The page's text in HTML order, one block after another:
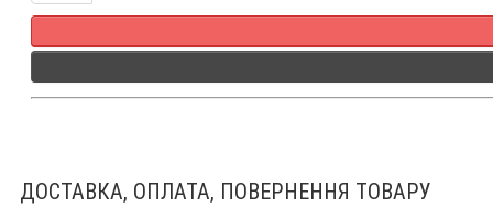
ДОСТАВКА, ОПЛАТА, ПОВЕРНЕННЯ ТОВАРУ